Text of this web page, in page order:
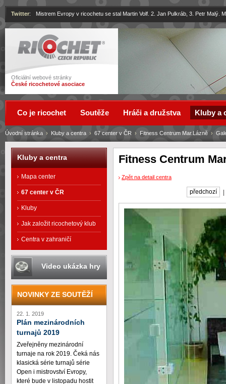
Ricochet
Oficiální webové stránky
České ricochetové asociace
Twitter: Mistrem Evropy v ricochetu se stal Martin Volf. 2. Jan Pulkráb, 3. Petr Malý.
Fitness Centrum
Zpět na detail centra
předchozí
Úvodní stránka › Kluby a centra › 67 center v ČR › Fitness Centrum Mar.Lázně ›
Co je ricochet Soutěže Hráči a družstva Kluby a
Kluby a centra
Mapa center
67 center v ČR
Kluby
Jak založit ricochetový klub
Centra v zahraničí
Video ukázka hry
NOVINKY ZE SOUTĚŽÍ
22. 1. 2019
Plán mezinárodních
turnajů 2019
Zveřejněny mezinárodní
turnaje na rok 2019. Čeká nás
klasická série turnajů série
Open i mistrovství Evropy,
které bude v listopadu hostit